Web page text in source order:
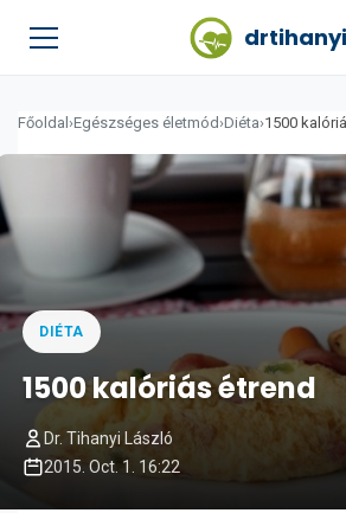
drtihanyi
Főoldal ›Egészséges életmód ›Diéta›1500
DIÉTA
1500 kalóriás étrend
Dr. Tihanyi László
2015. Oct. 1. 16:22